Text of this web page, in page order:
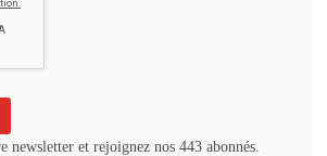
newsletter et rejoignez nos 443 abonnés.